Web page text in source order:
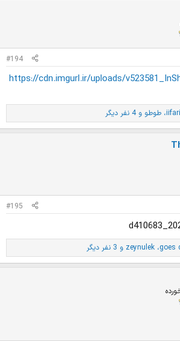
#194
https://cdn.imgurl.ir/uploads/
، طوطو و 4 نفر دیگر
#195
goes، zeynulek و 3 نفر دیگر